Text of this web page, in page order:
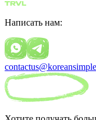
Написать нам: